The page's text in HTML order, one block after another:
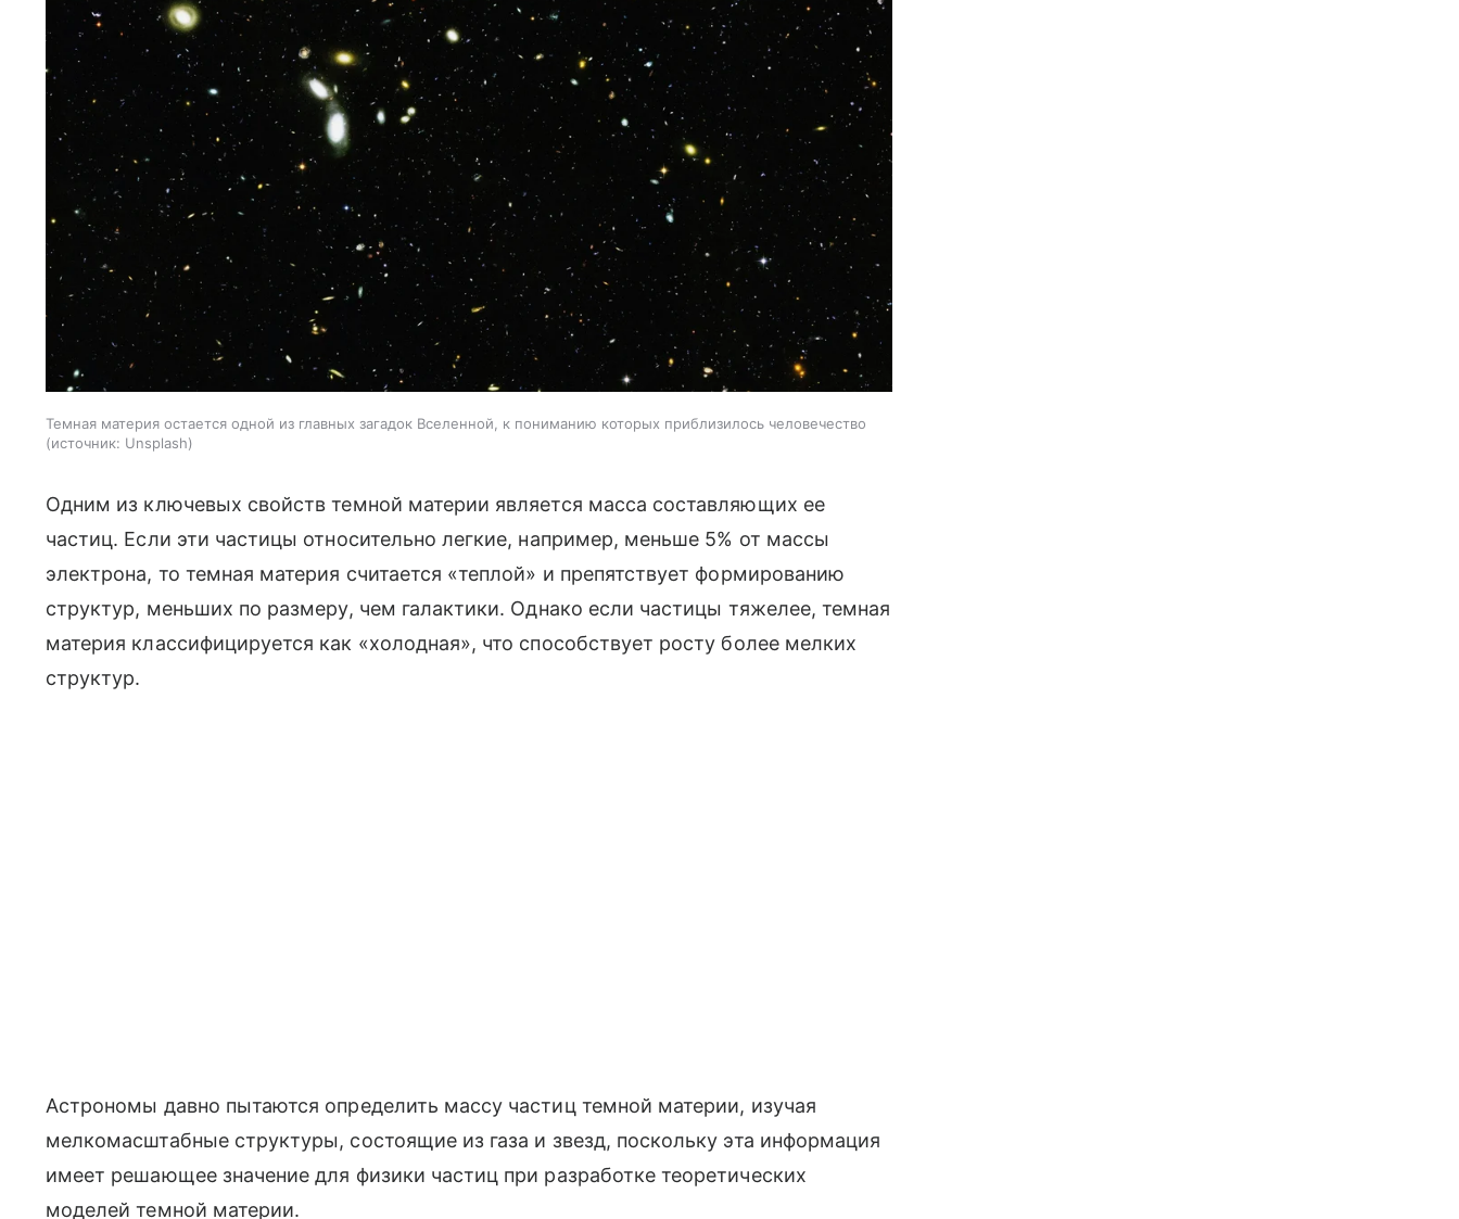
Темная материя остается одной из главных загадок Вселенной, к пониманию которых приблизилось человечество
источник: Unsplash
Одним из ключевых свойств темной материи является масса составляющих ее
частиц. Если эти частицы относительно легкие, например, меньше 5% от массы
электрона, то темная материя считается «теплой» и препятствует формированию
структур, меньших по размеру, чем галактики. Однако если частицы тяжелее, темная
материя классифицируется как «холодная», что способствует росту более мелких
структур.
Астрономы давно пытаются определить массу частиц темной материи, изучая
мелкомасштабные структуры, состоящие из газа и звезд, поскольку эта информация
имеет решающее значение для физики частиц при разработке теоретических
моделей темной материи.